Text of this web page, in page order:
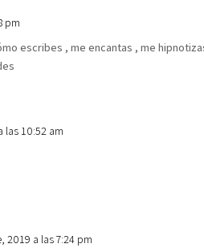
pm
escribes , me encantas , me
las 10:52 am
2019 a las 7:24 pm